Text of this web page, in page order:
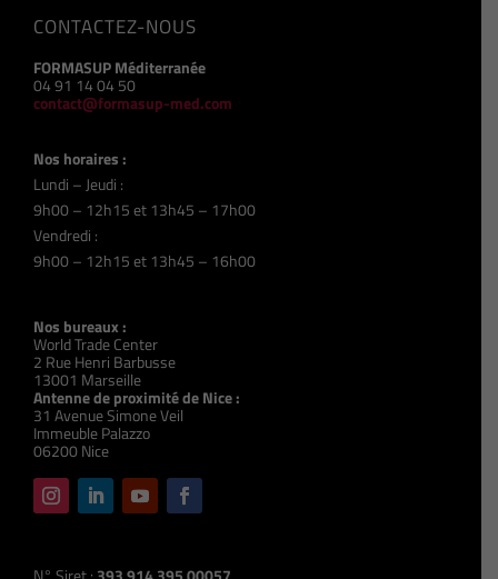
CONTACTEZ-NOUS
FORMASUP Méditerranée
04 91 14 04 50
contact@formasup-med.com
Nos horaires :
Lundi – Jeudi :
9h00 – 12h15 et 13h45 – 17h00
Vendredi :
9h00 – 12h15 et 13h45 – 16h00
Nos bureaux :
World Trade Center
2 Rue Henri Barbusse
13001 Marseille
Antenne de proximité de Nice :
31 Avenue Simone Veil
Immeuble Palazzo
06200 Nice